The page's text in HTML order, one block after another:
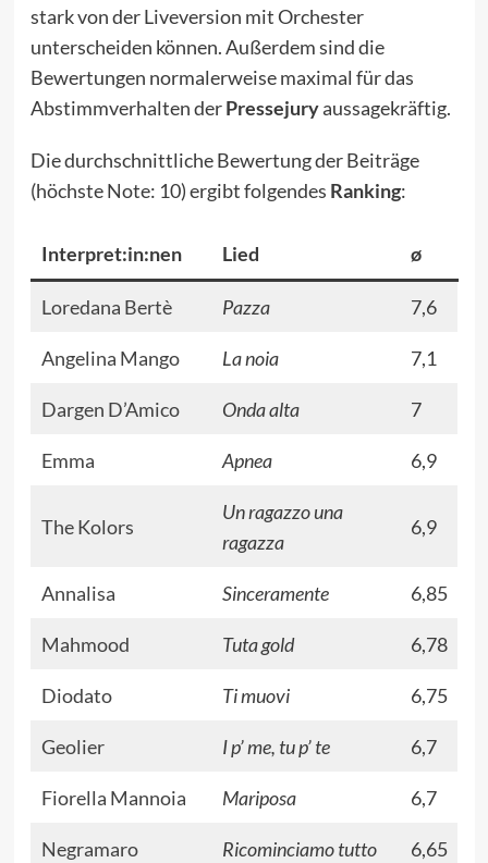
stark von der Liveversion mit Orchester
unterscheiden können. Außerdem sind die
Bewertungen normalerweise maximal für das
Abstimmverhalten derPressejuryaussagekräftig.
Die durchschnittliche Bewertung der Beiträge
(höchste Note: 10) ergibt folgendes Ranking:
Interpret:in:nen Lied ø
Loredana Bertè Pazza 7,6
Angelina Mango La noia 7,1
Dargen D’Amico Onda alta 7
Emma Apnea 6,9
The Kolors
Un ragazzo una
ragazza
6,9
Annalisa Sinceramente 6,85
Mahmood Tuta gold 6,78
Diodato Ti muovi 6,75
Geolier I p’ me, tu p’ te 6,7
Fiorella Mannoia Mariposa 6,7
Negramaro Ricominciamo tutto 6,65